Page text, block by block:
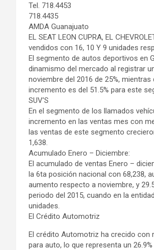
Tel. 718.4453
718.4435
AMDA Guanajuato
EL SEAT LEON CUPRA, EL
vendidos con 16, 10 Y 9 unidades
El segmento de autos deportivos en
dinamismo del mercado al registrar
noviembre del 2016 de 25%,
incremento es del 51.5% para este
SUV’S
En el segmento de los llamados
incremento en las ventas mes con
las ventas de este segmento
1,638.
Acumulado Enero – Diciembre:
El acumulado de ventas Enero –
la 6ta posición nacional con 68,238,
aumento respecto a noviembre, y
periodo del 2015, cuando en la
unidades.
El Crédito Automotriz
El crédito Automotriz ha crecido con
para auto, lo que representa un